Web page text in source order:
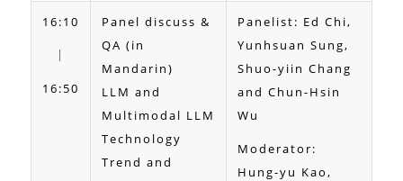
16:10
｜
16:50
Panel discuss &
QA (in
Mandarin)
LLM and
Multimodal LLM
Technology
Trend and
Panelist: Ed Chi,
Yunhsuan Sung,
Shuo-yiin Chang
and Chun-Hsin
Wu
Moderator:
Hung-yu Kao,